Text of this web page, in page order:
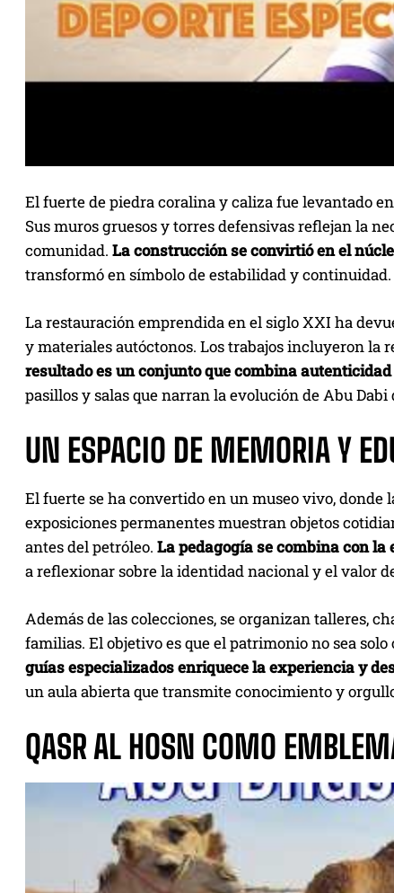
El fuerte de piedra coralina y caliza fue levantado
Sus muros gruesos y torres defensivas reflejan la
comunidad. La construcción se convirtió en el
transformó en símbolo de estabilidad y continuidad.
La restauración emprendida en el siglo XXI ha
y materiales autóctonos. Los trabajos incluyeron la
resultado es un conjunto que combina
pasillos y salas que narran la evolución de Abu
UN ESPACIO DE MEMORIA Y
El fuerte se ha convertido en un museo vivo, donde
exposiciones permanentes muestran objetos
antes del petróleo. La pedagogía se combina con
a reflexionar sobre la identidad nacional y el valor
Además de las colecciones, se organizan talleres,
familias. El objetivo es que el patrimonio no sea
guías especializados enriquece la experiencia y
un aula abierta que transmite conocimiento y
QASR AL HOSN COMO